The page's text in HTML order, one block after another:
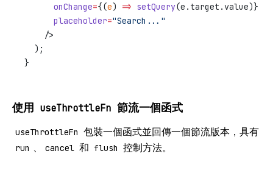
      onChange
={(e) => setQuery(e.target.value)}
      placeholder
="Search..."
    />
  );
}
使用 useThrottleFn 節流一個函式
useThrottleFn 包裝一個函式並回傳一個節流版本，具有
run 、 cancel 和 flush 控制方法。